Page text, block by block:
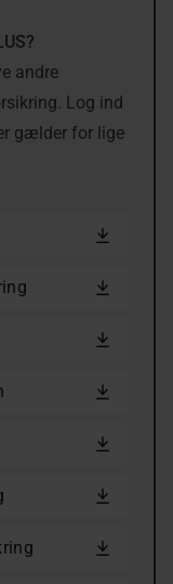
andre
Log ind
gælder for lige